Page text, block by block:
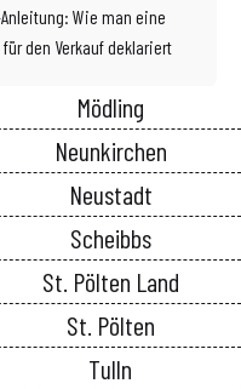
Wie man eine
den Verkauf deklariert
Mödling
Neunkirchen
Neustadt
Scheibbs
St. Pölten Land
St. Pölten
Tulln